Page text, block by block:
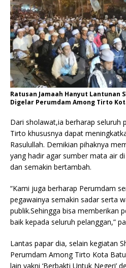
Ratusan Jamaah Hanyut Lantunan
Digelar Perumdam Among Tirto
Dari sholawat,ia berharap seluruh
Tirto khususnya dapat
Rasulullah. Demikian pihaknya
yang hadir agar sumber mata air
dan semakin bertambah.
“Kami juga berharap Perumdam
pegawainya semakin sadar serta
publik.Sehingga bisa memberikan
baik kepada seluruh pelanggan,”
Lantas papar dia, selain kegiatan
Perumdam Among Tirto Kota
lain yakni ‘Berbakti Untuk Negeri’